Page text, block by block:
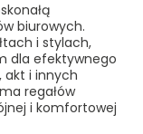
biurowych.
i stylach,
dla efektywnego
akt i innych
regałów
i komfortowej